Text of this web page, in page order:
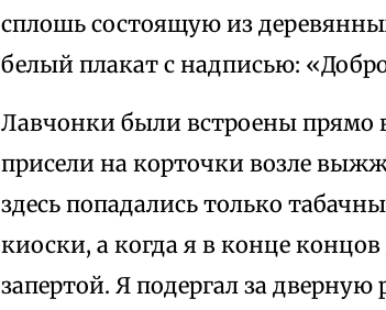
сплошь состоящую из
белый плакат с надписью:
Лавчонки были встроены прямо
присели на корточки возле
здесь попадались только
киоски, а когда я в конце
запертой. Я подергал за